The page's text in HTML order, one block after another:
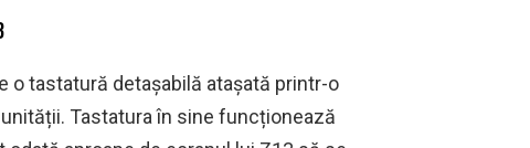
o tastatură detașabilă atașată printr-o
Tastatura în sine funcționează